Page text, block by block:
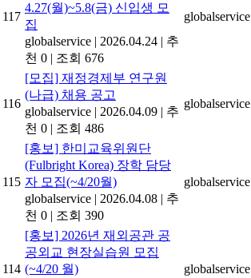
117
4.27(월)~5.8(금) 신입생 모
집
globalservice | 2026.04.24 | 추
천 0 | 조회 676
globalservice
116
[모집] 재정경제부 연구원
(나급) 채용 공고
globalservice | 2026.04.09 | 추
천 0 | 조회 486
globalservice
115
[홍보] 한미교육위원단
(Fulbright Korea) 장학 담당
자 모집(~4/20월)
globalservice | 2026.04.08 | 추
천 0 | 조회 390
globalservice
114
[홍보] 2026년 재외공관 공
공외교 현장실습원 모집
(~4/20 월)
globalservice